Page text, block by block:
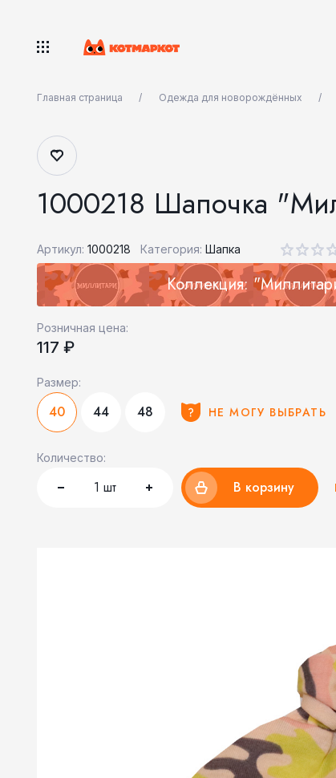
Главная страница Одежда для новорождённых
1000218 Шапочка
Артикул: 1000218 Категория: Шапка
Коллекция:
Розничная цена:
117 ₽
Размер:
40 44 48 НЕ МОГУ ВЫБРАТЬ
Количество:
1 шт В корзину